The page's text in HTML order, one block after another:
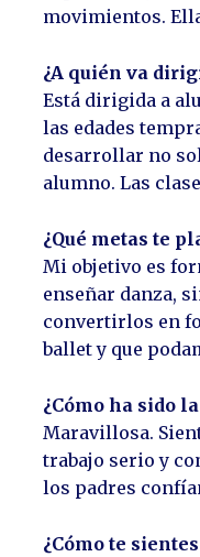
movimientos.
¿A quién va
Está dirigida a
las edades
desarrollar no
alumno. Las
¿Qué metas te
Mi objetivo es
enseñar danza,
convertirlos en
ballet y que
¿Cómo ha sido
Maravillosa.
trabajo serio y
los padres
¿Cómo te